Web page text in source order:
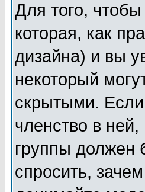
Для того,
которая, как
дизайна) и вы
некоторый
скрытыми.
членство в
группы должен
спросить,